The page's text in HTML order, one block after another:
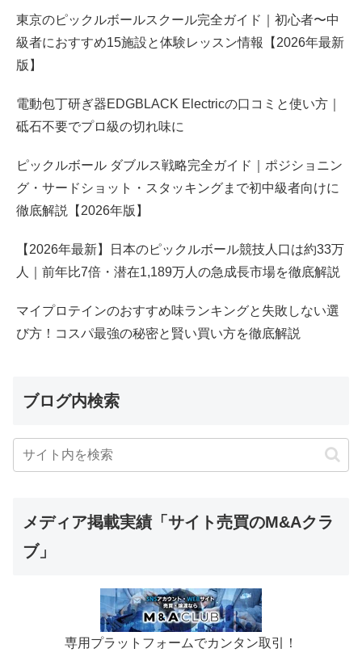
東京のピックルボールスクール完全ガイド｜初心者〜中
級者におすすめ15施設と体験レッスン情報【2026年最新
版】
電動包丁研ぎ器EDGBLACK Electricの口コミと使い方｜
砥石不要でプロ級の切れ味に
ピックルボール ダブルス戦略完全ガイド｜ポジショニン
グ・サードショット・スタッキングまで初中級者向けに
徹底解説【2026年版】
【2026年最新】日本のピックルボール競技人口は約33万
人｜前年比7倍・潜在1,189万人の急成長市場を徹底解説
マイプロテインのおすすめ味ランキングと失敗しない選
び方！コスパ最強の秘密と賢い買い方を徹底解説
ブログ内検索
メディア掲載実績「サイト売買のM&Aクラ
ブ」
専用プラットフォームでカンタン取引！